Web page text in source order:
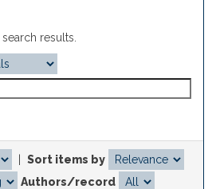
results.
Sort items by
Authors/record